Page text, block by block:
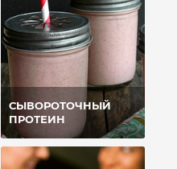
СЫВОРОТОЧНЫЙ
ПРОТЕИН